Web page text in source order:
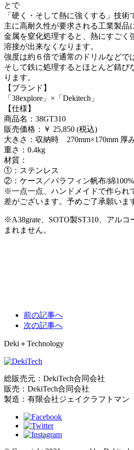
とで
「硬く・そして熱に強くする」技術
主に高耐久性が要求される工業製品
金属を窒化処理すると、熱にすごく
溶接が出来なくなります。
強度は約６倍で通常のドリルなどで
そして鉄に処理するとほとんど錆び
ります。
【ブランド】
「38explore」×「Dekitech」
【仕様】
商品名：38GT310
販売価格：￥ 25,850 (税込)
大きさ：収納時 270mm×170mm 厚
重さ：0.4kg
材質：
①：ステンレス
②：ケース／パラフィン帆布/綿100%
※一点一点、ハンドメイドで作られ
差がございます。予めご了承願いま
※A38grate、SOTO製ST310、アル
まれません。
前の記事へ
次の記事へ
Deki＋Technology
総販売元：DekiTech合同会社
販売：DekiTech合同会社
製造：有限会社ジェイクラフトマン